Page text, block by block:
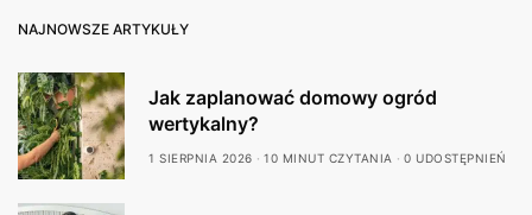
NAJNOWSZE ARTYKUŁY
Jak zaplanować domowy ogród
wertykalny?
1 SIERPNIA 2026 10 MINUT CZYTANIA 0 UDOSTĘPNIEŃ